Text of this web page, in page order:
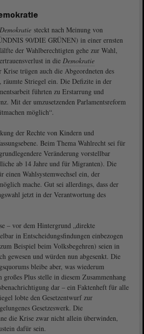
Demokratie steckt nach Meinung von
90/DIE GRÜNEN) in einer ernsten
der Wahlberechtigten gehe zur Wahl,
in die Demokratie
Krise trügen auch die Abgeordneten des
räumte Striegel ein. Die Defizite in der
führten zu Erstarrung und
Mit der umzusetzenden Parlamentsreform
möglich“.
der Rechte von Kindern und
Beim Thema Wahlrecht sei für
Veränderung vorstellbar
ab 14 Jahre und für Migranten). Die
einen Wahlsystemwechsel ein, der
mache. Gut sei allerdings, dass der
jetzt in der Verantwortung des
– vor dem Hintergrund „direkte
in Entscheidungsfindungen einbezogen
Beispiel beim Volksbegehren) seien in
gewesen und würden nun abgesenkt. Die
bleibe aber, was wiederum
großes Plus stelle in diesem Zusammenhang
dar – ein Faktenheft für alle
lobte den Gesetzentwurf zur
Gesetzeswerk. Die
die Krise zwar nicht allein überwinden,
dafür sein.